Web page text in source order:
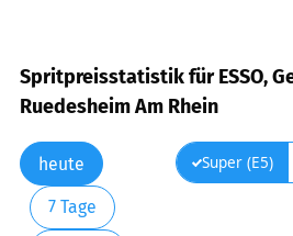
Spritpreisstatistik für ESSO,
Ruedesheim Am Rhein
heute
7 Tage
Super (E5)